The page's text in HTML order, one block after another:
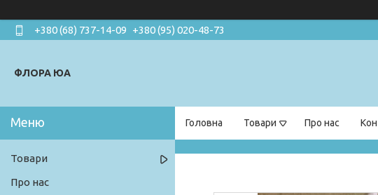
+380 (68) 737-14-09 +380 (95) 020-48-73
ФЛОРА ЮА
Головна Товари Про нас
Товари
Про нас